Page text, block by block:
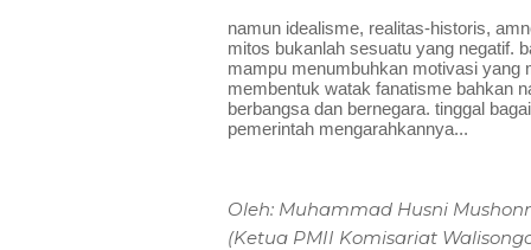
namun idealisme, realitas-historis,
mitos bukanlah sesuatu yang negatif.
mampu menumbuhkan motivasi yang
membentuk watak fanatisme bahkan
berbangsa dan bernegara. tinggal
pemerintah mengarahkannya...
Oleh: Muhammad Husni
(Ketua PMII Komisariat Walisongo